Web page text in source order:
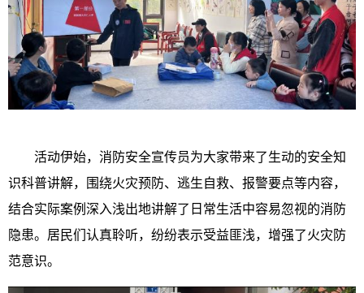
活动伊始，消防安全宣传员为大家带来了生动的安全知
识科普讲解，围绕火灾预防、逃生自救、报警要点等内容，
结合实际案例深入浅出地讲解了日常生活中容易忽视的消防
隐患。居民们认真聆听，纷纷表示受益匪浅，增强了火灾防
范意识。